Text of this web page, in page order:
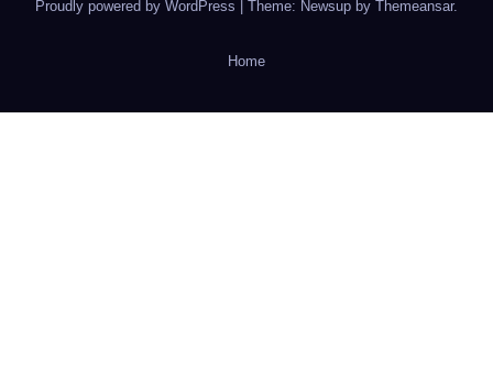
Proudly powered by WordPress | Theme: Newsup by Themeansar.
Home